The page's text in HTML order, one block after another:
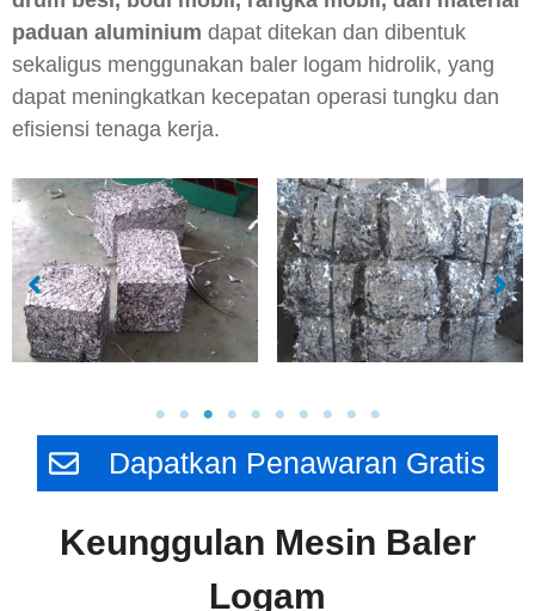
paduan aluminium dapat ditekan dan dibentuk
sekaligus menggunakan baler logam hidrolik, yang
dapat meningkatkan kecepatan operasi tungku dan
efisiensi tenaga kerja.
Dapatkan Penawaran Gratis
Keunggulan Mesin Baler
Logam